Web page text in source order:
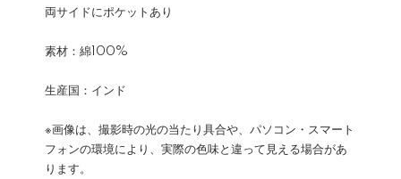
両サイドにポケットあり
素材：綿100%
生産国：インド
※画像は、撮影時の光の当たり具合や、パソコン・スマート
フォンの環境により、実際の色味と違って見える場合があ
ります。